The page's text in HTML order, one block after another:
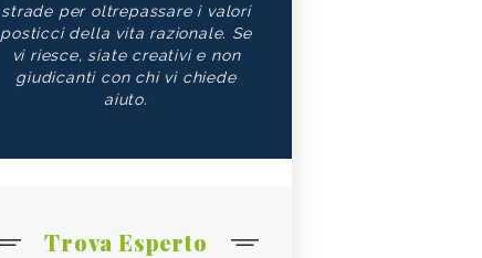
strade per oltrepassare i valori
posticci della vita razionale. Se
vi riesce, siate creativi e non
giudicanti con chi vi chiede
aiuto.
Trova Esperto